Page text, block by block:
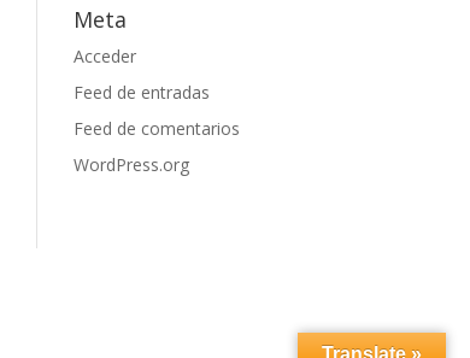
Meta
Acceder
Feed de entradas
Feed de comentarios
WordPress.org
Translate »